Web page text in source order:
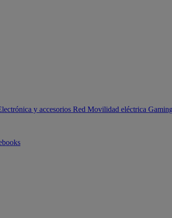
y accesorios Red Movilidad eléctrica